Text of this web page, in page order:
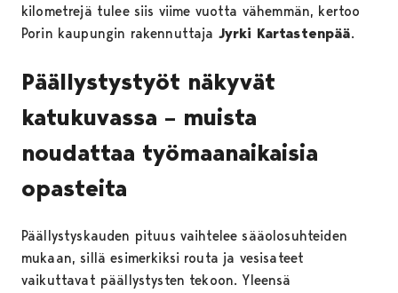
kilometrejä tulee siis viime vuotta vähemmän, kertoo
Porin kaupungin rakennuttaja Jyrki Kartastenpää.
Päällystystyöt näkyvät
katukuvassa – muista
noudattaa työmaanaikaisia
opasteita
Päällystyskauden pituus vaihtelee sääolosuhteiden
mukaan, sillä esimerkiksi routa ja vesisateet
vaikuttavat päällystysten tekoon. Yleensä